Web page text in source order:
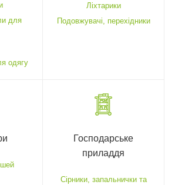
для
одягу
Ліхтарики
Подовжувачі, перехідники
Господарське
приладдя
Cірники, запальнички та